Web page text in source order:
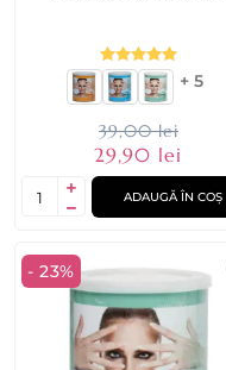
+ 5
39,00 lei
29,90 lei
ADAUGĂ ÎN COȘ
- 23%